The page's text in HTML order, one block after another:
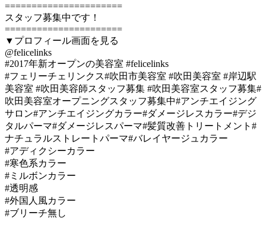
======================
スタッフ募集中です！
======================
▼プロフィール画面を見る
@felicelinks
#2017年新オープンの美容室 #felicelinks
#フェリーチェリンクス#吹田市美容室 #吹田美容室 #岸辺駅
美容室 #吹田美容師スタッフ募集 #吹田美容室スタッフ募集#
吹田美容室オープニングスタッフ募集中#アンチエイジング
サロン#アンチエイジングカラー#ダメージレスカラー#デジ
タルパーマ#ダメージレスパーマ#髪質改善トリートメント#
ナチュラルストレートパーマ#バレイヤージュカラー
#アディクシーカラー
#寒色系カラー
#ミルボンカラー
#透明感
#外国人風カラー
#ブリーチ無し